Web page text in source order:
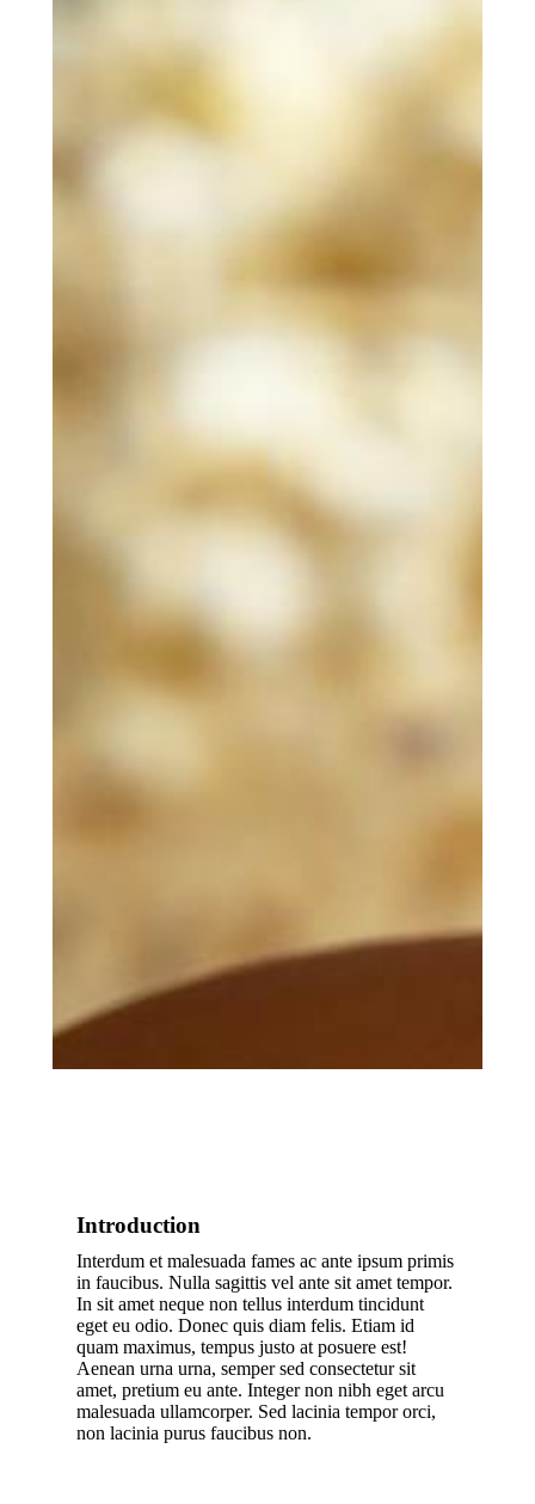
Introduction
Interdum et malesuada fames ac ante ipsum primis
in faucibus. Nulla sagittis vel ante sit amet tempor.
In sit amet neque non tellus interdum tincidunt
eget eu odio. Donec quis diam felis. Etiam id
quam maximus, tempus justo at posuere est!
Aenean urna urna, semper sed consectetur sit
amet, pretium eu ante. Integer non nibh eget arcu
malesuada ullamcorper. Sed lacinia tempor orci,
non lacinia purus faucibus non.